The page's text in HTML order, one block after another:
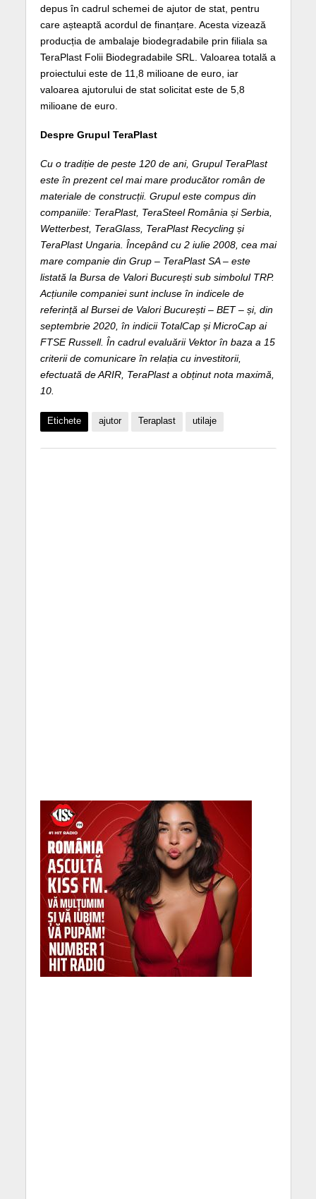
depus în cadrul schemei de ajutor de stat, pentru
care așteaptă acordul de finanțare. Acesta vizează
producția de ambalaje biodegradabile prin filiala sa
TeraPlast Folii Biodegradabile SRL. Valoarea totală a
proiectului este de 11,8 milioane de euro, iar
valoarea ajutorului de stat solicitat este de 5,8
milioane de euro.
Despre Grupul TeraPlast
Cu o tradiție de peste 120 de ani, Grupul TeraPlast
este în prezent cel mai mare producător român de
materiale de construcții. Grupul este compus din
companiile: TeraPlast, TeraSteel România și Serbia,
Wetterbest, TeraGlass, TeraPlast Recycling și
TeraPlast Ungaria. Începând cu 2 iulie 2008, cea mai
mare companie din Grup – TeraPlast SA – este
listată la Bursa de Valori București sub simbolul TRP.
Acțiunile companiei sunt incluse în indicele de
referință al Bursei de Valori București – BET – și, din
septembrie 2020, în indicii TotalCap și MicroCap ai
FTSE Russell. În cadrul evaluării Vektor în baza a 15
criterii de comunicare în relația cu investitorii,
efectuată de ARIR, TeraPlast a obținut nota maximă,
10.
Etichete ajutor Teraplast utilaje